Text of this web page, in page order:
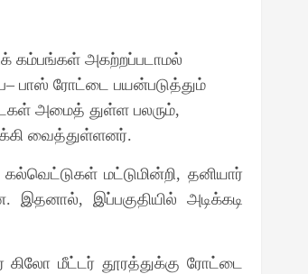
கம்பங்கள் அகற்றப்படாமல்
– பாஸ் ரோட்டை பயன்படுத்தும்
அமைத் துள்ள பலரும்,
வைத்துள்ளனர்.
கல்வெட்டுகள் மட்டுமின்றி,தனியார்
. இதனால், இப்பகுதியில் அடிக்கடி
கிலோ மீட்டர் தூரத்துக்கு ரோட்டை